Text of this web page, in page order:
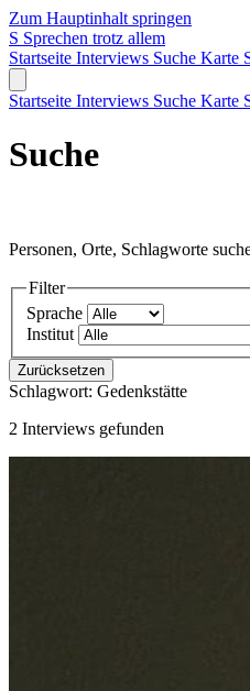
Zum Hauptinhalt springen
S Sprechen trotz allem
Startseite Interviews Suche Karte
Startseite Interviews Suche Karte
Suche
Personen, Orte, Schlagworte
Filter
Sprache
Institut
Zurücksetzen
Schlagwort: Gedenkstätte
2 Interviews gefunden